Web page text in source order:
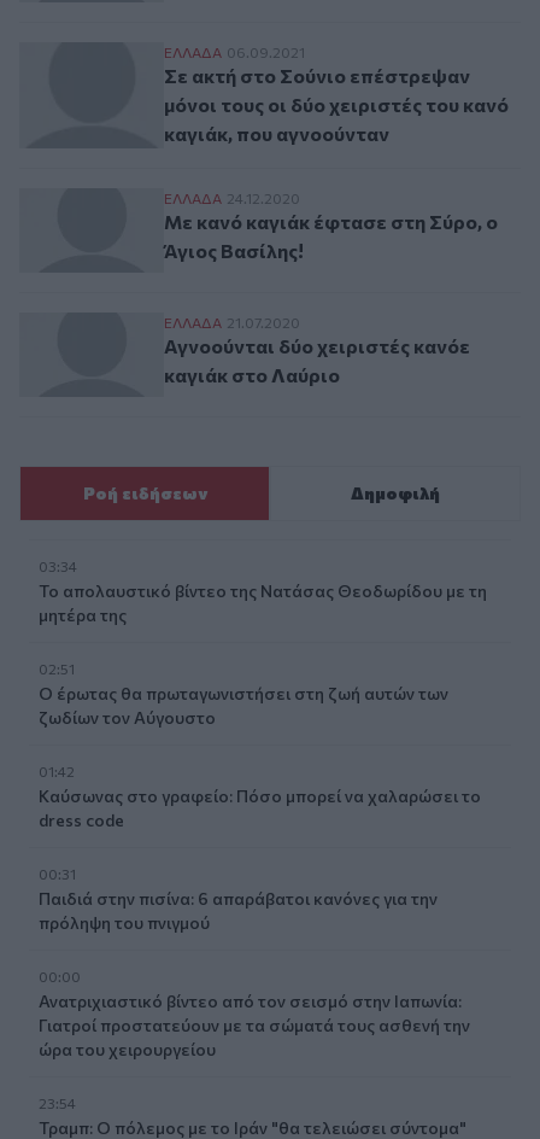
Σε ακτή στο Σούνιο επέστρεψαν μόνοι
ΕΛΛAΔΑ 06.09.2021
Σε ακτή στο Σούνιο επέστρεψαν
μόνοι τους οι δύο χειριστές του κανό
καγιάκ, που αγνοούνταν
Με κανό καγιάκ έφτασε στη Σύρο, ο
ΕΛΛAΔΑ 24.12.2020
Με κανό καγιάκ έφτασε στη Σύρο, ο
Άγιος Βασίλης!
Αγνοούνται δύο χειριστές κανόε καγιάκ
ΕΛΛAΔΑ 21.07.2020
Αγνοούνται δύο χειριστές κανόε
καγιάκ στο Λαύριο
Ροή ειδήσεων Δημοφιλή
03:34
Το απολαυστικό βίντεο της Νατάσας Θεοδωρίδου με τη
μητέρα της
02:51
Ο έρωτας θα πρωταγωνιστήσει στη ζωή αυτών των
ζωδίων τον Αύγουστο
01:42
Καύσωνας στο γραφείο: Πόσο μπορεί να χαλαρώσει το
dress code
00:31
Παιδιά στην πισίνα: 6 απαράβατοι κανόνες για την
πρόληψη του πνιγμού
00:00
Ανατριχιαστικό βίντεο από τον σεισμό στην Ιαπωνία:
Γιατροί προστατεύουν με τα σώματά τους ασθενή την
ώρα του χειρουργείου
23:54
Τραμπ: Ο πόλεμος με το Ιράν "θα τελειώσει σύντομα"